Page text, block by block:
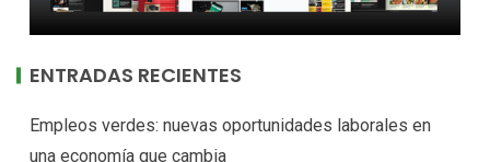
ENTRADAS RECIENTES
Empleos verdes: nuevas oportunidades laborales en
una economía que cambia